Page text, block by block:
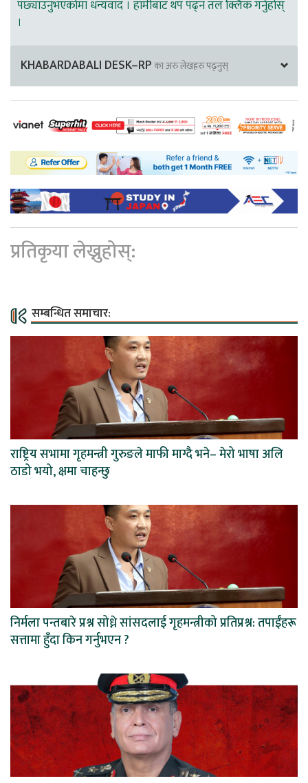
पछ्याउनुभएकोमा धन्यवाद । हामीबाट थप पढ्न तल क्लिक गर्नुहोस्
।
KHABARDABALI DESK–RPका अरु लेखहरु पढ्नुस्
प्रतिकृया लेख्नुहोस्:
सम्बन्धित समाचार:
राष्ट्रिय सभामा गृहमन्त्री गुरुङले माफी माग्दै भने– मेरो भाषा अलि
ठाडो भयो, क्षमा चाहन्छु
निर्मला पन्तबारे प्रश्न सोध्ने सांसदलाई गृहमन्त्रीको प्रतिप्रश्न: तपाईंहरू
सत्तामा हुँदा किन गर्नुभएन ?